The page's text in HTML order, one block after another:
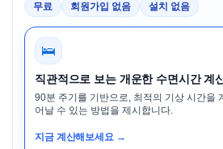
무료 회원가입 없음 설치 없음
🛌
직관적으로 보는 개운한 수면시간 계
90분 주기를 기반으로, 최적의 기상 시간을
어날 수 있는 방법을 제시합니다.
지금 계산해보세요 →